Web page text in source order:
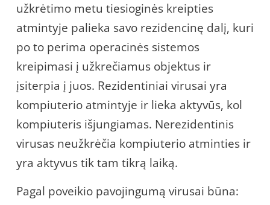
užkrėtimo metu tiesioginės kreipties
atmintyje palieka savo rezidencinę dalį, kuri
po to perima operacinės sistemos
kreipimasi į užkrečiamus objektus ir
įsiterpia į juos. Rezidentiniai virusai yra
kompiuterio atmintyje ir lieka aktyvūs, kol
kompiuteris išjungiamas. Nerezidentinis
virusas neužkrėčia kompiuterio atminties ir
yra aktyvus tik tam tikrą laiką.
Pagal poveikio pavojingumą virusai būna: